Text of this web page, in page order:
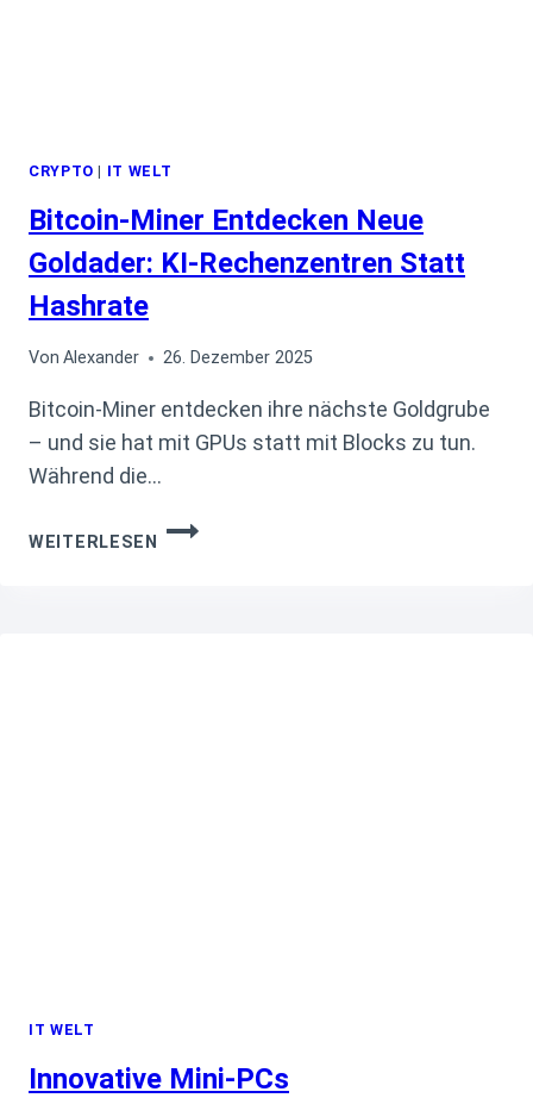
CRYPTO | IT WELT
Bitcoin-Miner Entdecken Neue
Goldader: KI-Rechenzentren Statt
Hashrate
Von Alexander 26. Dezember 2025
Bitcoin-Miner entdecken ihre nächste Goldgrube
– und sie hat mit GPUs statt mit Blocks zu tun.
Während die…
WEITERLESEN
BITCOIN-
IT WELT
Innovative Mini-PCs